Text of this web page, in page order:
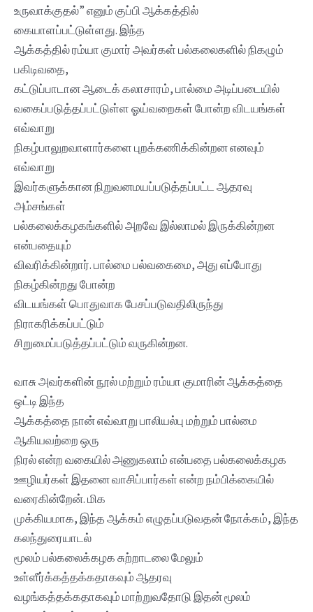
உருவாக்குதல்” எனும் குப்பி ஆக்கத்தில்
கையாளப்பட்டுள்ளது. இந்த
ஆக்கத்தில் ரம்யா குமார் அவர்கள் பல்கலைகளில் நிகழும்
பகிடிவதை,
கட்டுப்பாடான ஆடைக் கலாசாரம், பால்மை அடிப்படையில்
வகைப்படுத்தப்பட்டுள்ள ஓய்வறைகள் போன்ற விடயங்கள்
எவ்வாறு
நிகழ்பாலுறவாளார்களை புறக்கணிக்கின்றன எனவும்
எவ்வாறு
இவர்களுக்கான நிறுவனமயப்படுத்தப்பட்ட ஆதரவு
அம்சங்கள்
பல்கலைக்கழகங்களில் அறவே இல்லாமல் இருக்கின்றன
என்பதையும்
விவரிக்கின்றார். பால்மை பல்வகைமை, அது எப்போது
நிகழ்கின்றது போன்ற
விடயங்கள் பொதுவாக பேசப்படுவதிலிருந்து
நிராகரிக்கப்பட்டும்
சிறுமைப்படுத்தப்பட்டும் வருகின்றன.
வாசு அவர்களின் நூல் மற்றும் ரம்யா குமாரின் ஆக்கத்தை
ஒட்டி இந்த
ஆக்கத்தை நான் எவ்வாறு பாலியல்பு மற்றும் பால்மை
ஆகியவற்றை ஒரு
நிரல் என்ற வகையில் அணுகலாம் என்பதை பல்கலைக்கழக
ஊழியர்கள் இதனை வாசிப்பார்கள் என்ற நம்பிக்கையில்
வரைகின்றேன். மிக
முக்கியமாக, இந்த ஆக்கம் எழுதப்படுவதன் நோக்கம், இந்த
கலந்துரையாடல்
மூலம் பல்கலைக்கழக சுற்றாடலை மேலும்
உள்ளீர்க்கத்தக்கதாகவும் ஆதரவு
வழங்கத்தக்கதாகவும் மாற்றுவதோடு இதன் மூலம்